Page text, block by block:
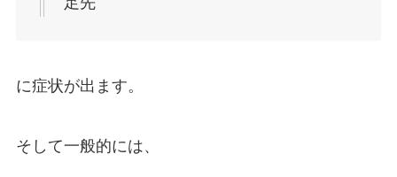
に症状が出ます。
そして一般的には、